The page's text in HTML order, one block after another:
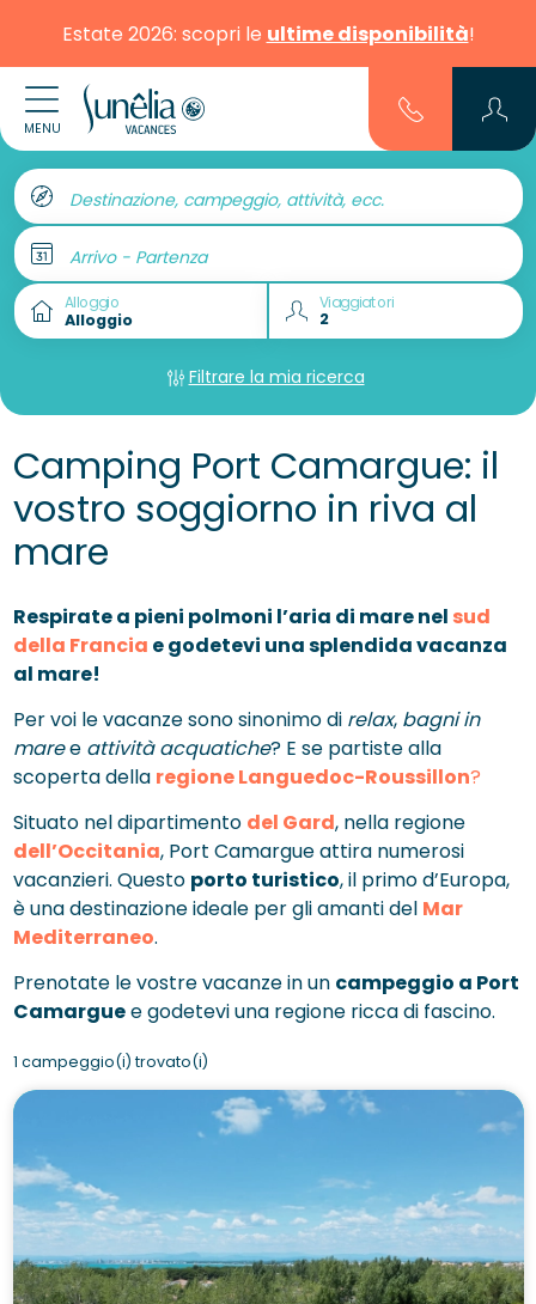
Estate 2026: scopri le ultime disponibilità!
MENU
Destinazione, campeggio, attività, ecc.
Arrivo - Partenza
Alloggio Viaggiatori
Filtrare la mia ricerca
Camping Port Camargue: il
vostro soggiorno in riva al
mare
Respirate a pieni polmoni l’aria di mare nel sud
della Francia e godetevi una splendida vacanza
al mare!
Per voi le vacanze sono sinonimo di relax,bagni in
maree attività acquatiche? E se partiste alla
scoperta della regione Languedoc-Roussillon?
Situato nel dipartimento del Gard, nella regione
dell’Occitania, Port Camargue attira numerosi
vacanzieri. Questo porto turistico, il primo d’Europa,
è una destinazione ideale per gli amanti del Mar
Mediterraneo.
Prenotate le vostre vacanze in un campeggio a Port
Camarguee godetevi una regione ricca di fascino.
1 campeggio(i) trovato(i)